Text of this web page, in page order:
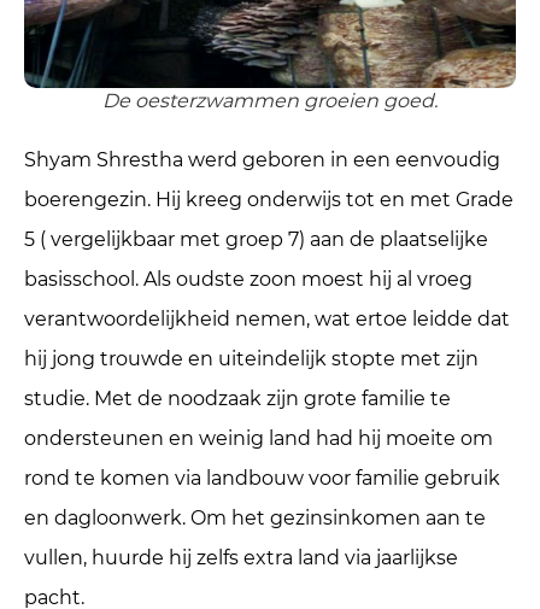
De oesterzwammen groeien goed.
Shyam Shrestha werd geboren in een eenvoudig
boerengezin. Hij kreeg onderwijs tot en met Grade
5 ( vergelijkbaar met groep 7) aan de plaatselijke
basisschool. Als oudste zoon moest hij al vroeg
verantwoordelijkheid nemen, wat ertoe leidde dat
hij jong trouwde en uiteindelijk stopte met zijn
studie. Met de noodzaak zijn grote familie te
ondersteunen en weinig land had hij moeite om
rond te komen via landbouw voor familie gebruik
en dagloonwerk. Om het gezinsinkomen aan te
vullen, huurde hij zelfs extra land via jaarlijkse
pacht.